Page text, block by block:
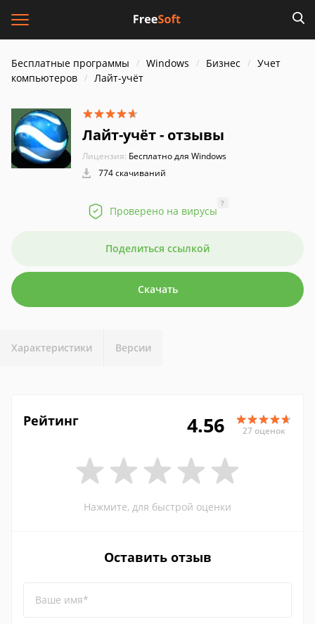
Бесплатные программы Windows Бизнес
Учет
компьютеров
Лайт-учёт
Лайт-учёт - отзывы
Лицензия: Бесплатно для Windows
774 скачиваний
Проверено на вирусы
?
Поделиться ссылкой
Скачать
Характеристики Версии
Рейтинг 4.56 27 оценок
Нажмите, для быстрой оценки
Оставить отзыв
Ваше имя*